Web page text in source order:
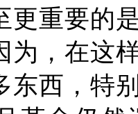
更重要的
为，在这
东西，特